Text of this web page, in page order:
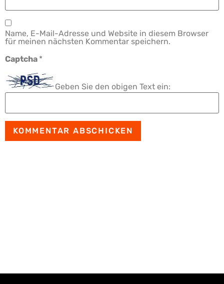
Name, E-Mail-Adresse und Website in diesem Browser
für meinen nächsten Kommentar speichern.
Captcha *
Geben Sie den obigen Text ein: